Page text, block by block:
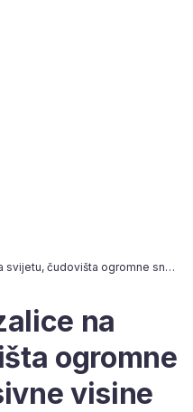
Najmoćnije dizalice na svijetu, čudovišta ogromne snage i impresivne visine
na
ogromne
visine